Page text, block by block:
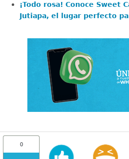
¡Todo rosa! Conoce Sweet
Jutiapa, el lugar perfecto
0